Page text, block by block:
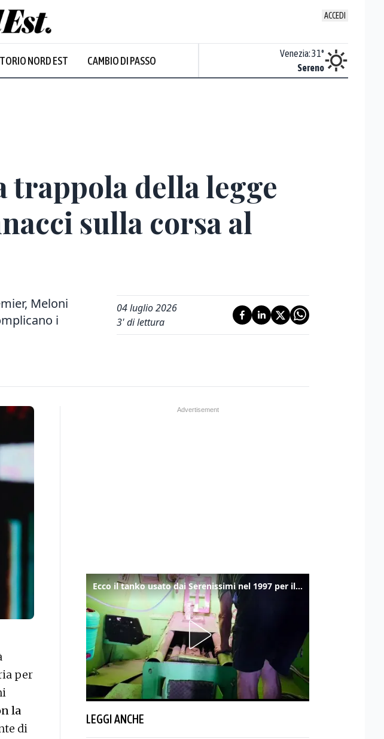
ACCEDI
NORD EST CAMBIO DI PASSO
Prevalentemente soleggiato
Venezia:31°
Sereno
della legge
sulla corsa al
Meloni
i
04 luglio 2026
3' di lettura
per
la
di
Ecco il tanko usato dai Serenissimi nel 1997 per il blitz a San Marco
LEGGI ANCHE